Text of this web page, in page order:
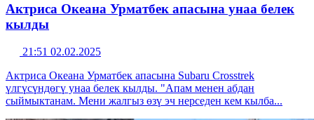
Актриса Океана Урматбек апасына унаа белек
кылды
21:51 02.02.2025
Актриса Океана Урматбек апасына Subaru Crosstrek
үлгүсүндөгү унаа белек кылды. "Апам менен абдан
сыймыктанам. Мени жалгыз өзү эч нерседен кем кылба...